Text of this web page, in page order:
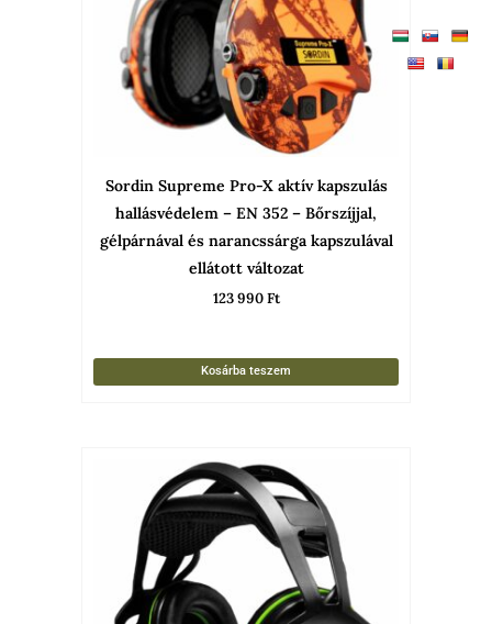
Sordin Supreme Pro-X aktív kapszulás
hallásvédelem – EN 352 – Bőrszíjjal,
gélpárnával és narancssárga kapszulával
ellátott változat
123 990Ft
Kosárba teszem